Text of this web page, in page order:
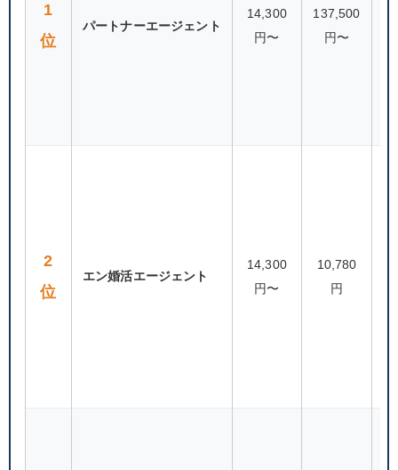
1
位
パートナーエージェント
14,300
円〜
137,500
円〜
2
位
エン婚活エージェント
14,300
円〜
10,780
円